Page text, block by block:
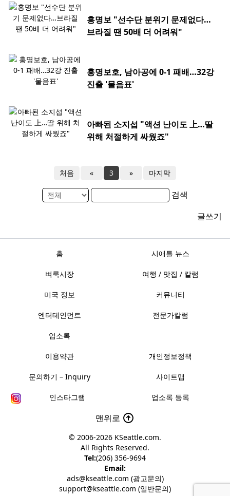
홍명보 "선수단 분위기 문제없다…
브라질 땐 50배 더 어려워"
홍명보호, 남아공에 0-1 패배…32강
진출 '물음표'
아빠된 소지섭 "액션 난이도 上…딸
위해 처절하게 싸웠죠"
처음 « 3 » 마지막
검색
글쓰기
홈 시애틀 뉴스
벼룩시장 여행 / 맛집 / 칼럼
미국 정보 커뮤니티
엔터테인먼트 전문가칼럼
업소록
이용약관 개인정보정책
문의하기 – Inquiry 사이트맵
인스타그램 업소록 등록
맨위로
© 2006-2026 KSeattle.com.
All Rights Reserved.
Tel:(206) 356-9694
Email:
ads@kseattle.com (광고문의)
support@kseattle.com (일반문의)